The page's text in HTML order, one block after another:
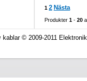
1 2 Nästa
Produkter 1 - 20
kablar © 2009-2011